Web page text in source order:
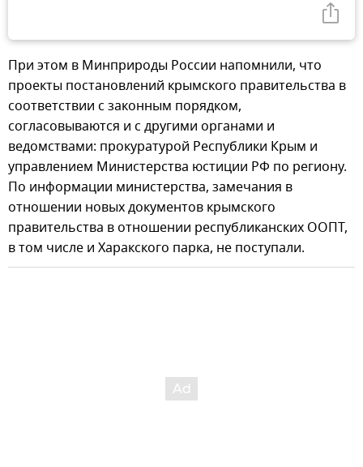
При этом в Минприроды России напомнили, что
проекты постановлений крымского правительства в
соответствии с законным порядком,
согласовываются и с другими органами и
ведомствами: прокуратурой Республики Крым и
управлением Министерства юстиции РФ по региону.
По информации министерства, замечания в
отношении новых документов крымского
правительства в отношении республиканских ООПТ,
в том числе и Харакского парка, не поступали.